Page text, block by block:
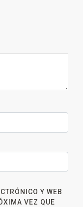
Y WEB
VEZ QUE